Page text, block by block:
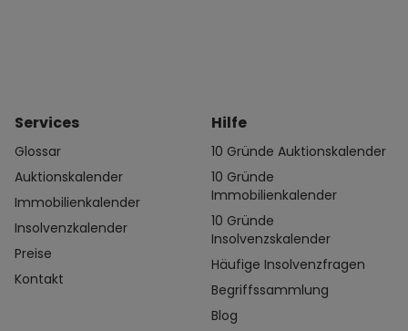
Services
Glossar
Auktionskalender
Immobilienkalender
Insolvenzkalender
Preise
Kontakt
Hilfe
10 Gründe Auktionskalender
10 Gründe
Immobilienkalender
10 Gründe
Insolvenzskalender
Häufige Insolvenzfragen
Begriffssammlung
Blog